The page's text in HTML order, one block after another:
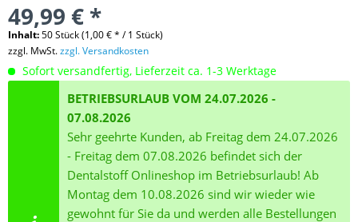
49,99 € *
Inhalt:50 Stück (1,00 € * / 1 Stück)
zzgl. MwSt.zzgl. Versandkosten
Sofort versandfertig, Lieferzeit ca. 1-3 Werktage
BETRIEBSURLAUB VOM 24.07.2026 -
07.08.2026
Sehr geehrte Kunden, ab Freitag dem 24.07.2026
- Freitag dem 07.08.2026 befindet sich der
Dentalstoff Onlineshop im Betriebsurlaub! Ab
Montag dem 10.08.2026 sind wir wieder wie
gewohnt für Sie da und werden alle Bestellungen